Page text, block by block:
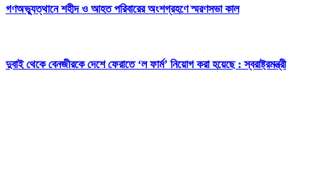
গণঅভ্যুত্থানে শহীদ ও আহত পরিবারের অংশগ্রহণে স্মরণসভা কাল
দুবাই থেকে বেনজীরকে দেশে ফেরাতে ‘ল ফার্ম’ নিয়োগ করা হয়েছে : স্বরাষ্ট্রমন্ত্রী